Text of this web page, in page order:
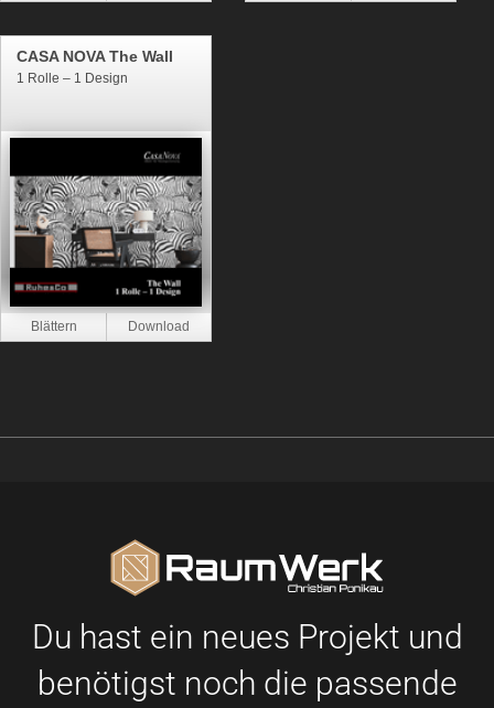
CASA NOVA The Wall
1 Rolle – 1 Design
Du hast ein neues Projekt und
benötigst noch die passende